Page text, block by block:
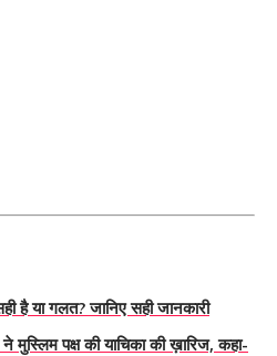
है या गलत? जानिए सही जानकारी
पक्ष की याचिका की ख़ारिज, कहा-